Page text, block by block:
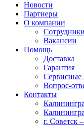
Новости
Партнеры
О компании
Сотрудники
Вакансии
Помощь
Доставка
Гарантия
Сервисные
Вопрос-
Контакты
г. Советск